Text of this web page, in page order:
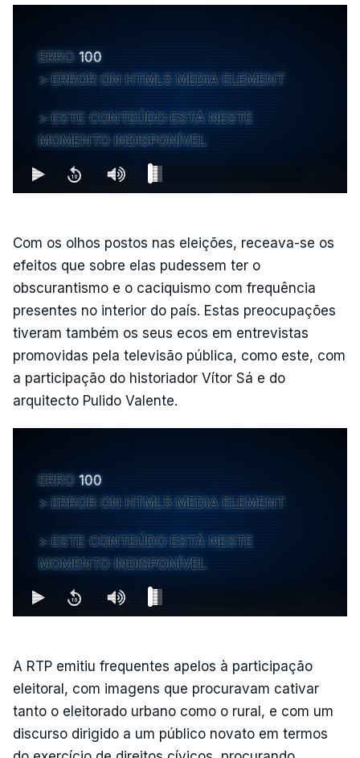
ERRO 100
ERROR ON HTML5 MEDIA ELEMENT
ESTE CONTEÚDO ESTÁ NESTE
MOMENTO INDISPONÍVEL
Com os olhos postos nas eleições, receava-se os
efeitos que sobre elas pudessem ter o
obscurantismo e o caciquismo com frequência
presentes no interior do país. Estas preocupações
tiveram também os seus ecos em entrevistas
promovidas pela televisão pública, como este, com
a participação do historiador Vítor Sá e do
arquitecto Pulido Valente.
ERRO 100
ERROR ON HTML5 MEDIA ELEMENT
ESTE CONTEÚDO ESTÁ NESTE
MOMENTO INDISPONÍVEL
A RTP emitiu frequentes apelos à participação
eleitoral, com imagens que procuravam cativar
tanto o eleitorado urbano como o rural, e com um
discurso dirigido a um público novato em termos